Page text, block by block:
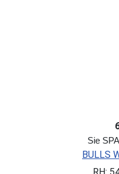
Sie
BULLS